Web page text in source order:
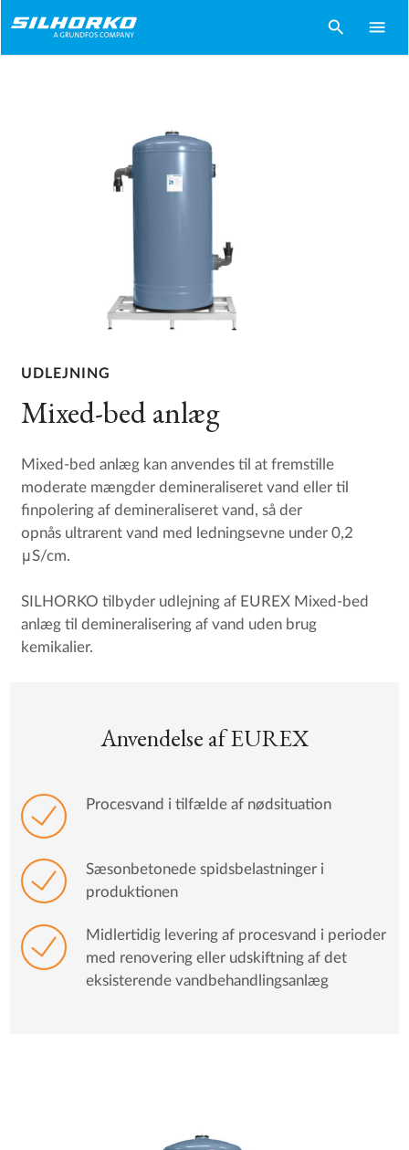
search menu
UDLEJNING
Mixed-bed anlæg
Mixed-bed anlæg kan anvendes til at fremstille
moderate mængder demineraliseret vand eller til
finpolering af demineraliseret vand, så der
opnås ultrarent vand med ledningsevne under 0,2
μS/cm.
SILHORKO tilbyder udlejning af EUREX Mixed-bed
anlæg til demineralisering af vand uden brug
kemikalier.
Anvendelse af EUREX
Procesvand i tilfælde af nødsituation
Sæsonbetonede spidsbelastninger i
produktionen
Midlertidig levering af procesvand i perioder
med renovering eller udskiftning af det
eksisterende vandbehandlingsanlæg